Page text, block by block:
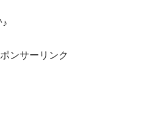
ンサーリンク